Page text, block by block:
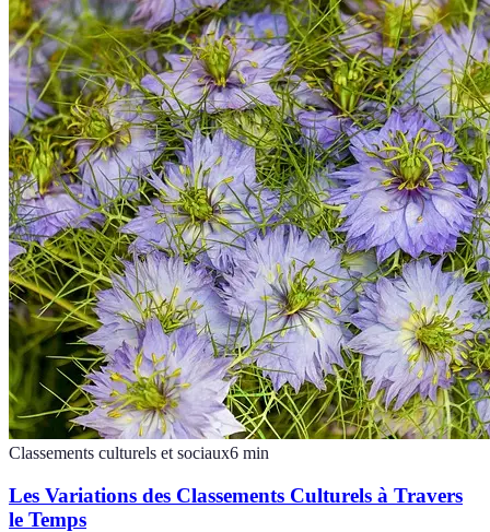
Classements culturels et sociaux6 min
Les Variations des Classements Culturels à Travers
le Temps